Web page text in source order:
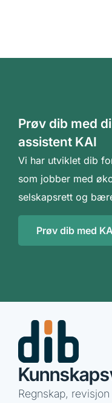
Prøv dib med
assistent KAI
Vi har utviklet dib
som jobber med
selskapsrett og
Prøv dib med
Regnskap,